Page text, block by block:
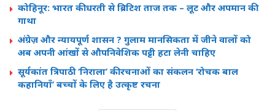
कोहिनूर: भारत की धरती से ब्रिटिश ताज तक – लूट और अपमान की
गाथा
अंग्रेज़ और न्यायपूर्ण शासन ? गुलाम मानसिकता में जीने वालों को
अब अपनी आंखों से औपनिवेशिक पट्टी हटा लेनी चाहिए
सूर्यकांत त्रिपाठी ‘निराला’ की रचनाओं का संकलन ‘रोचक बाल
कहानियाँ’ बच्चों के लिए है उत्कृष्ट रचना